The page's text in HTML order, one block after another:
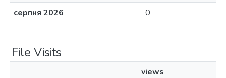
серпня 2026
0
File Visits
views